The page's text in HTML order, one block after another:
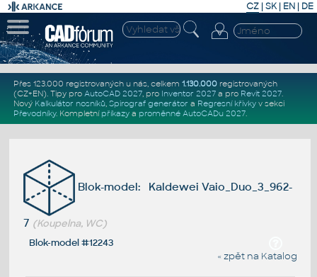
CZ | SK| EN | DE
Přes 123.000 registrovaných u nás, celkem 1.130.000registrovaných
(CZ+EN). Tipy pro AutoCAD 2027, pro Inventor 2027a pro Revit 2027.
Nový Kalkulátor nosníků, Spirograf generátor a Regresní křivkyv sekci
Převodníky. Kompletní příkazya proměnné AutoCADu 2027.
Blok-model: Kaldewei Vaio_Duo_3_962-
7 (Koupelna, WC)
Blok-model #12243
« zpět na Katalog